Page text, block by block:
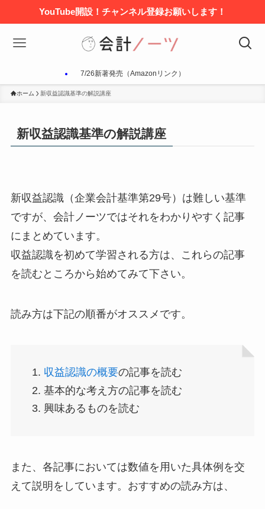
YouTube開設！チャンネル登録お願いします！
7/26新著発売（Amazonリンク）
ホーム 新収益認識基準の解説講座
新収益認識基準の解説講座
新収益認識（企業会計基準第29号）は難しい基準
ですが、 会計ノーツではそれをわかりやすく記事
にまとめています。
収益認識を初めて学習される方は、これらの記事
を読むところから始めてみて下さい。
読み方は下記の順番がオススメです。
収益認識の概要の記事を読む
基本的な考え方の記事を読む
興味あるものを読む
また、各記事においては数値を用いた具体例を交
えて説明をしています。おすすめの読み方は、